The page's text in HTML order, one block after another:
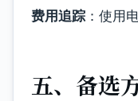
费用追踪 ：使用
五、备选